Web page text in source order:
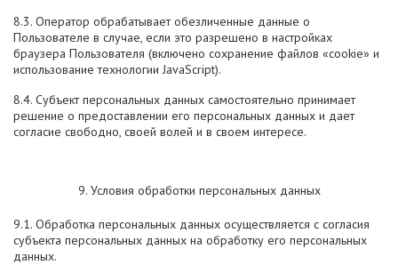
8.3. Оператор обрабатывает обезличенные данные о
Пользователе в случае, если это разрешено в настройках
браузера Пользователя (включено сохранение файлов «cookie» и
использование технологии JavaScript).
8.4. Субъект персональных данных самостоятельно принимает
решение о предоставлении его персональных данных и дает
согласие свободно, своей волей и в своем интересе.
9. Условия обработки персональных данных
9.1. Обработка персональных данных осуществляется с согласия
субъекта персональных данных на обработку его персональных
данных.